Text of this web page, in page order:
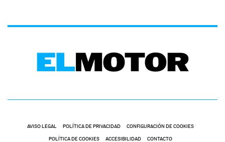
AVISO LEGAL POLÍTICA DE PRIVACIDAD CONFIGURACIÓN DE COOKIES
POLÍTICA DE COOKIES ACCESIBILIDAD CONTACTO